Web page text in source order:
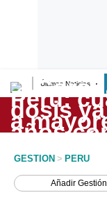
Últimas Noticias
Lo último
Peru Quiosco
GESTION > PERU
AñadirGestión